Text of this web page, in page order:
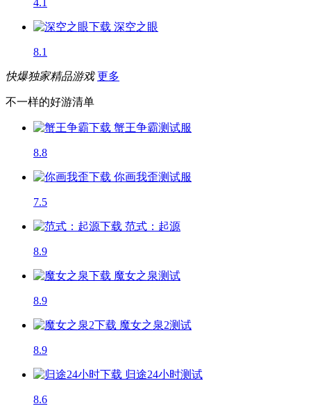
4.1
深空之眼
8.1
快爆独家精品游戏 更多
不一样的好游清单
蟹王争霸测试服
8.8
你画我歪测试服
7.5
范式：起源
8.9
魔女之泉测试
8.9
魔女之泉2测试
8.9
归途24小时测试
8.6